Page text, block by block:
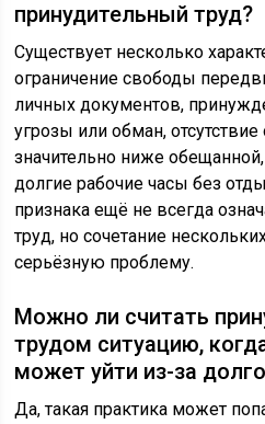
принудительный труд?
Существует несколько
ограничение свободы
личных документов,
угрозы или обман,
значительно ниже
долгие рабочие часы без
признака ещё не всегда
труд, но сочетание
серьёзную проблему.
Можно ли считать
трудом ситуацию,
может уйти из-за
Да, такая практика может